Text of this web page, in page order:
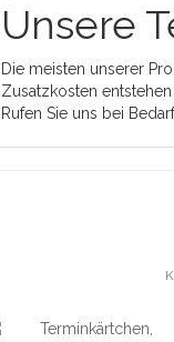
Unsere
Die meisten unserer
Zusatzkosten
Rufen Sie uns bei